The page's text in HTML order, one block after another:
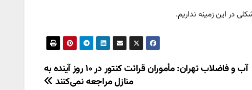
در این زمینه نداریم.
آب و فاضلاب تهران: مأموران قرائت کنتور در ۱۰ روز آینده به
منازل مراجعه نمی‌کنند